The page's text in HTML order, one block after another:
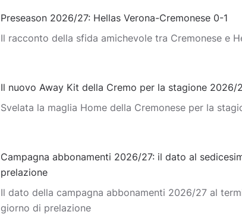
Preseason 2026/27: Hellas Verona-Cremonese 0-1
Il racconto della sfida amichevole tra Cremonese e
Il nuovo Away Kit della Cremo per la stagione 2026/
Svelata la maglia Home della Cremonese per la
Campagna abbonamenti 2026/27: il dato al
prelazione
Il dato della campagna abbonamenti 2026/27 al
giorno di prelazione